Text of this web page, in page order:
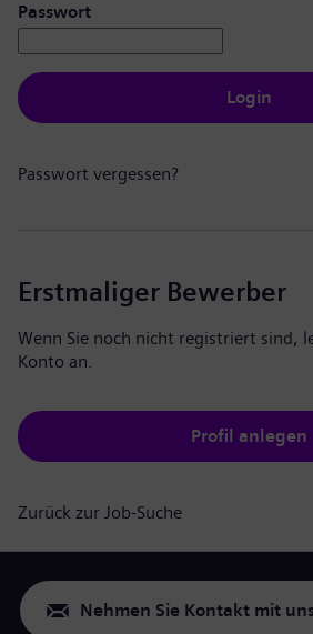
Passwort
Login
Passwort vergessen?
Erstmaliger Bewerber
Wenn Sie noch nicht registriert sind,
Konto an.
Profil anlegen
Zurück zur Job-Suche
Nehmen Sie Kontakt mit